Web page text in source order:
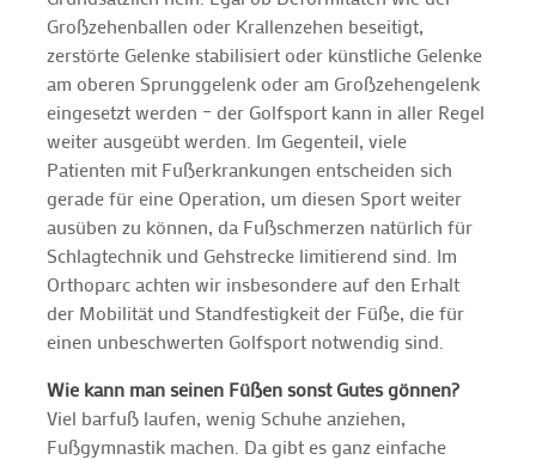
Großzehenballen oder Krallenzehen beseitigt,
zerstörte Gelenke stabilisiert oder künstliche Gelenke
am oberen Sprunggelenk oder am Großzehengelenk
eingesetzt werden – der Golfsport kann in aller Regel
weiter ausgeübt werden. Im Gegenteil, viele
Patienten mit Fußerkrankungen entscheiden sich
gerade für eine Operation, um diesen Sport weiter
ausüben zu können, da Fußschmerzen natürlich für
Schlagtechnik und Gehstrecke limitierend sind. Im
Orthoparc achten wir insbesondere auf den Erhalt
der Mobilität und Standfestigkeit der Füße, die für
einen unbeschwerten Golfsport notwendig sind.
Wie kann man seinen Füßen sonst Gutes gönnen?
Viel barfuß laufen, wenig Schuhe anziehen,
Fußgymnastik machen. Da gibt es ganz einfache